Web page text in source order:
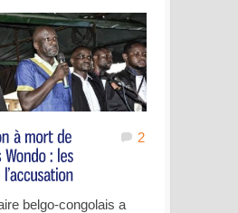
2
belgo-congolais a